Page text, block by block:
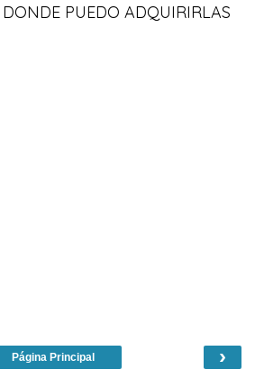
PUEDO ADQUIRIRLAS
›
Página Principal